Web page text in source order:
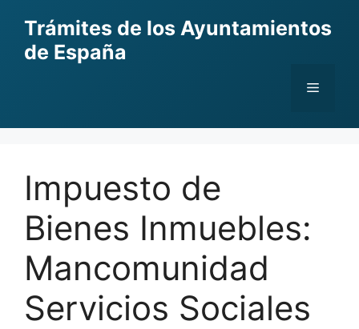
content
Trámites de los Ayuntamientos
de España
Menu
Impuesto de
Bienes Inmuebles:
Mancomunidad
Servicios Sociales